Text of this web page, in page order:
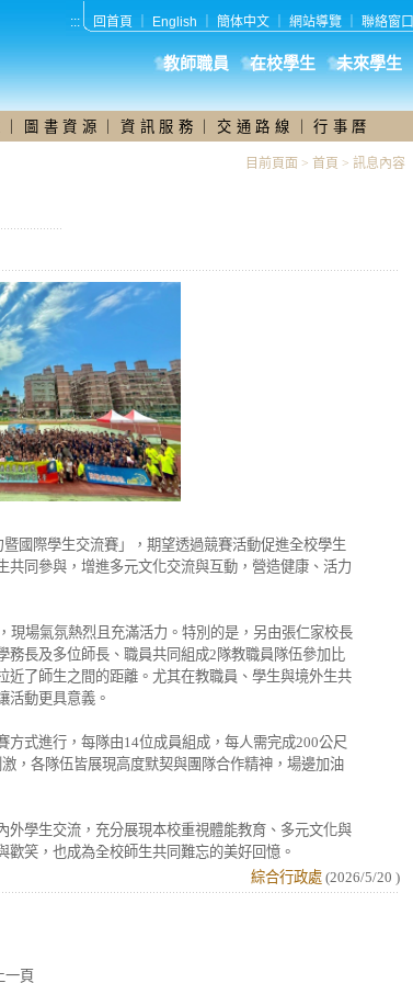
::: 回首頁 English 簡体中文 網站導覽 聯絡窗口
教師職員 在校學生 未來學生
圖 書 資 源 ｜資 訊 服 務 交 通 路 線 ｜行 事 曆
目前頁面 > 首頁 > 訊息內容
國際學生交流賽」，期望透過競賽活動促進全校學生
同參與，增進多元文化交流與互動，營造健康、活力
現場氣氛熱烈且充滿活力。特別的是，另由張仁家校長
長及多位師長、職員共同組成2隊教職員隊伍參加比
了師生之間的距離。尤其在教職員、學生與境外生共
活動更具意義。
式進行，每隊由14位成員組成，每人需完成200公尺
，各隊伍皆展現高度默契與團隊合作精神，場邊加油
學生交流，充分展現本校重視體能教育、多元文化與
笑，也成為全校師生共同難忘的美好回憶。
綜合行政處 (2026/5/20 )
一頁